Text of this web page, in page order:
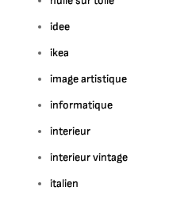
idee
ikea
image artistique
informatique
interieur
interieur vintage
italien